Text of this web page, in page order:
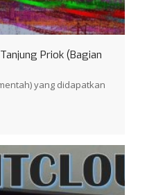
Priok (Bagian
yang didapatkan